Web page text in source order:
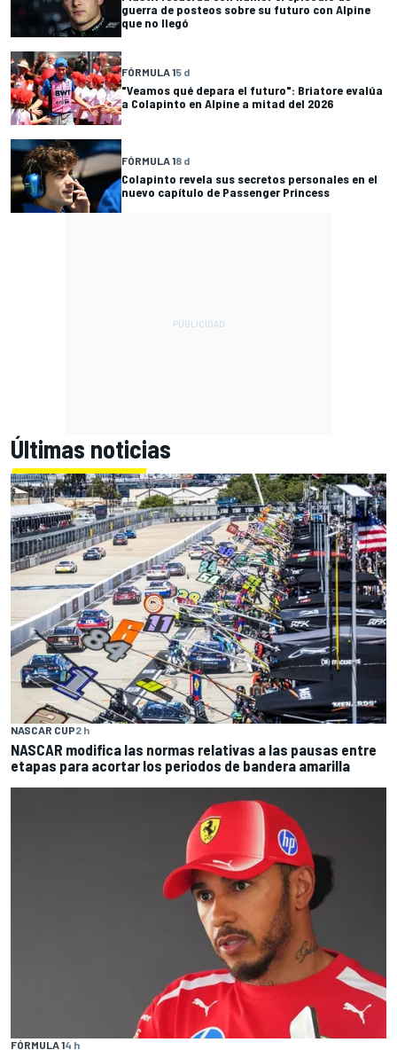
guerra de posteos sobre su futuro con Alpine
que no llegó
FÓRMULA 15 d
"Veamos qué depara el futuro": Briatore evalúa
a Colapinto en Alpine a mitad del 2026
FÓRMULA 18 d
Colapinto revela sus secretos personales en el
nuevo capítulo de Passenger Princess
Últimas noticias
NASCAR CUP2 h
NASCAR modifica las normas relativas a las pausas entre
etapas para acortar los periodos de bandera amarilla
FÓRMULA 14 h